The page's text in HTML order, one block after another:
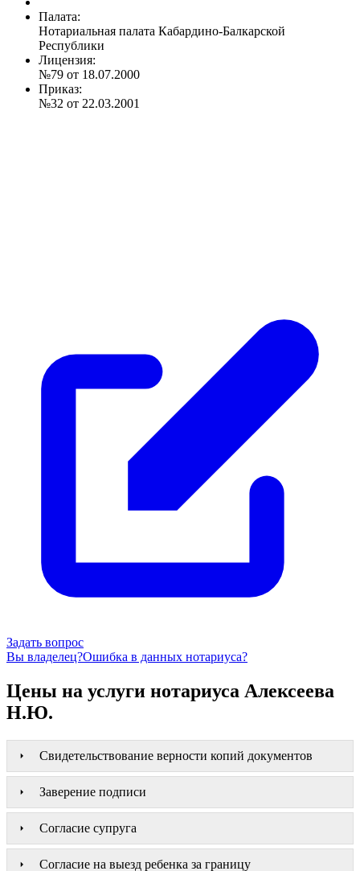
Палата:
Нотариальная палата Кабардино-Балкарской
Республики
Лицензия:
№79 от 18.07.2000
Приказ:
№32 от 22.03.2001
Задать вопрос
Вы владелец?Ошибка в данных нотариуса?
Цены на услуги нотариуса Алексеева
Н.Ю.
Свидетельствование верности копий документов
Заверение подписи
Согласие супруга
Согласие на выезд ребенка за границу